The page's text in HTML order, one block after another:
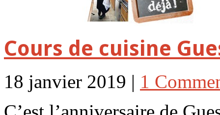
Cours de cuisine
18 janvier 2019 | 1